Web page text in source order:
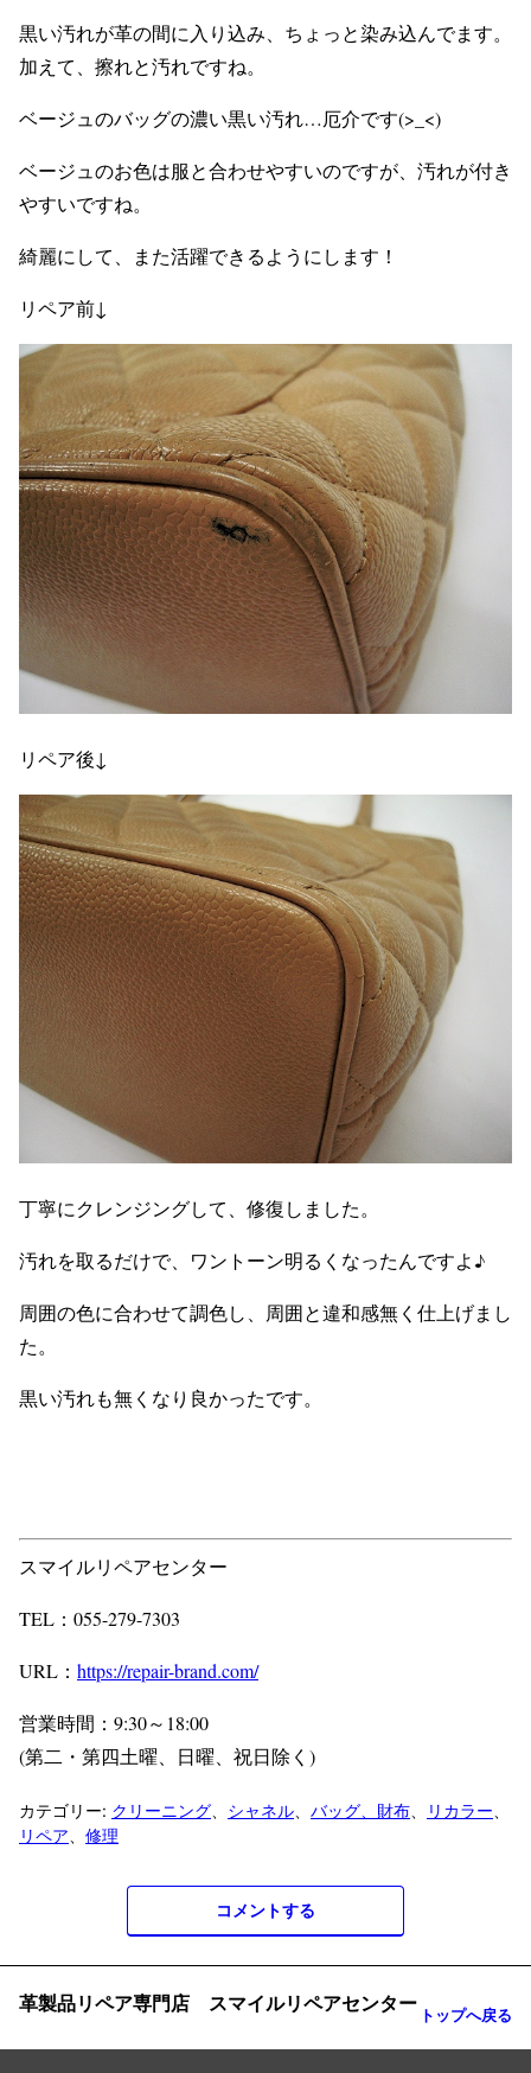
黒い汚れが革の間に入り込み、ちょっと染み込んでます。
加えて、擦れと汚れですね。
ベージュのバッグの濃い黒い汚れ…厄介です(>_<)
ベージュのお色は服と合わせやすいのですが、汚れが付き
やすいですね。
綺麗にして、また活躍できるようにします！
リペア前↓
リペア後↓
丁寧にクレンジングして、修復しました。
汚れを取るだけで、ワントーン明るくなったんですよ♪
周囲の色に合わせて調色し、周囲と違和感無く仕上げまし
た。
黒い汚れも無くなり良かったです。
スマイルリペアセンター
TEL：055-279-7303
URL： https://repair-brand.com/
営業時間：9:30～18:00
(第二・第四土曜、日曜、祝日除く)
カテゴリー: クリーニング、 シャネル、 バッグ、財布、 リカラー、
リペア、 修理
コメントする
革製品リペア専門店 スマイルリペアセンター トップへ戻る